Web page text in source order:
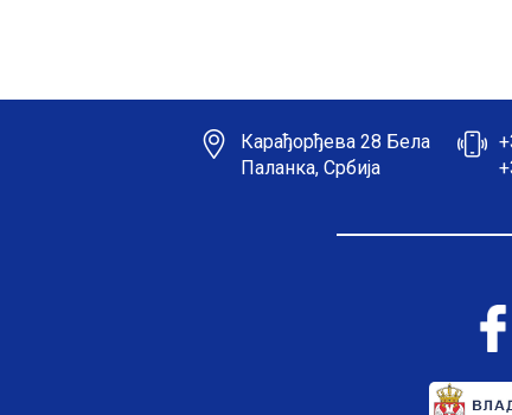
Карађорђева 28 Бела
Паланка, Србија